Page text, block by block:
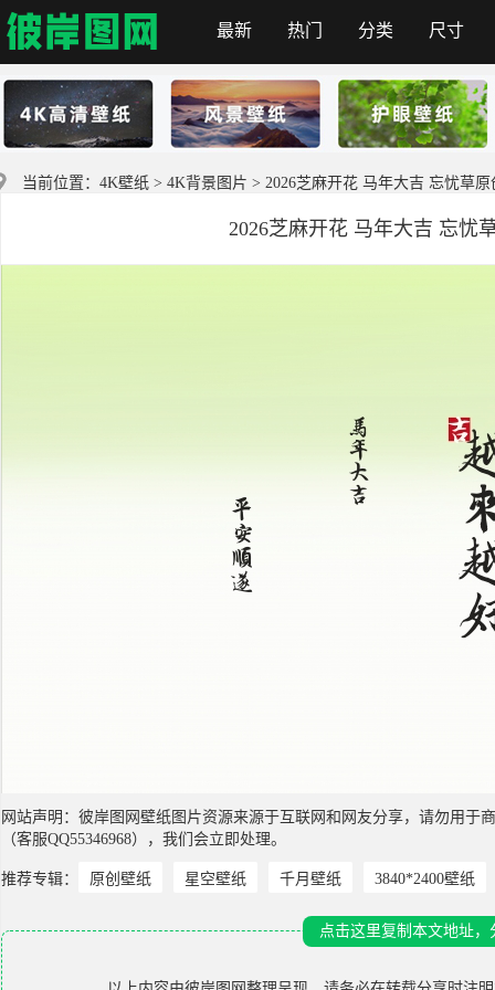
首页
最新 热门 分类 尺寸
当前位置： 4K壁纸 > 4K背景图片 > 2026芝麻开花 马年大吉 忘忧草
2026芝麻开花 马年大吉 忘忧
网站声明：彼岸图网壁纸图片资源来源于互联网和网友分享，请勿用
（客服QQ55346968），我们会立即处理。
推荐专辑： 原创壁纸 星空壁纸 千月壁纸 3840*2400壁纸
点击这里复制本文地址